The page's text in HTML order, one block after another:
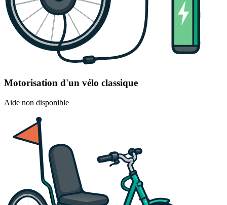
Motorisation d'un vélo classique
Aide non disponible